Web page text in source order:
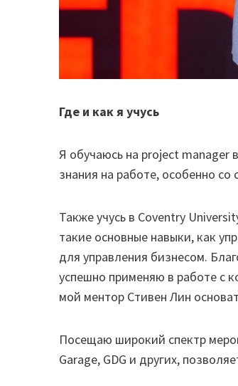
Где и как я учусь
Я обучаюсь на project manager
знания на работе, особенно со
Также учусь в Coventry
такие основные навыки, как
для управления бизнесом.
успешно применяю в работе с
мой ментор Стивен Лин
Посещаю широкий спектр
Garage, GDG и других,